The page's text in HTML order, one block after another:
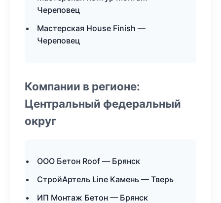
Череповец
Мастерская House Finish —
Череповец
Компании в регионе:
Центральный федеральный
округ
ООО Бетон Roof — Брянск
СтройАртель Line Камень — Тверь
ИП Монтаж Бетон — Брянск